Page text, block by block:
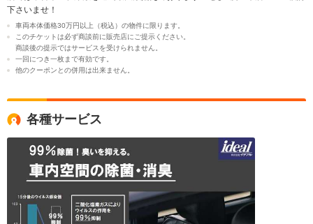
下さいませ！
車両本体価格30万円以上（税込）の物件に限ります。
このチケットは必ず商談前に販売店にご提示ください。
商談後の提示ではサービスを受けられません。
一回につき一枚まで有効です。
他のクーポンとの併用は出来ません。
各種サービス